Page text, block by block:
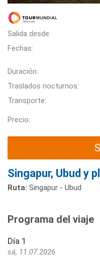
Salida desde:
Fechas:
Duración:
Traslados nocturnos:
Transporte:
Precio:
Singapur, Ubud y
Ruta: Singapur - Ubud
Programa del viaje
Día 1
sá, 11.07.2026